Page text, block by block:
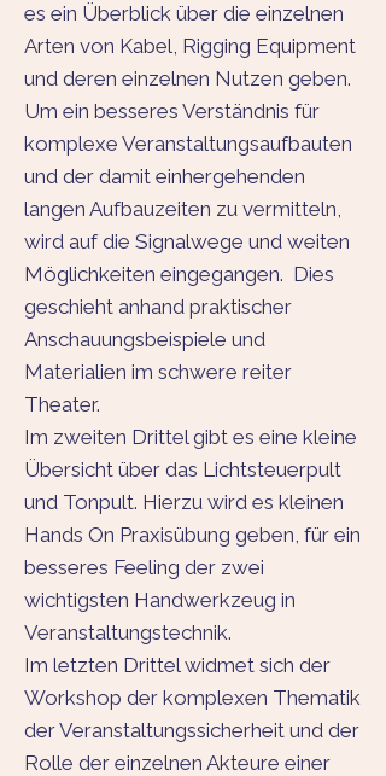
es ein Überblick über die einzelnen
Arten von Kabel, Rigging Equipment
und deren einzelnen Nutzen geben.
Um ein besseres Verständnis für
komplexe Veranstaltungsaufbauten
und der damit einhergehenden
langen Aufbauzeiten zu vermitteln,
wird auf die Signalwege und weiten
Möglichkeiten eingegangen. Dies
geschieht anhand praktischer
Anschauungsbeispiele und
Materialien im schwere reiter
Theater.
Im zweiten Drittel gibt es eine kleine
Übersicht über das Lichtsteuerpult
und Tonpult. Hierzu wird es kleinen
Hands On Praxisübung geben, für ein
besseres Feeling der zwei
wichtigsten Handwerkzeug in
Veranstaltungstechnik.
Im letzten Drittel widmet sich der
Workshop der komplexen Thematik
der Veranstaltungssicherheit und der
Rolle der einzelnen Akteure einer